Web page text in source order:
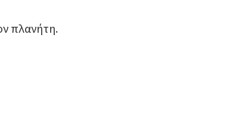
πλανήτη.